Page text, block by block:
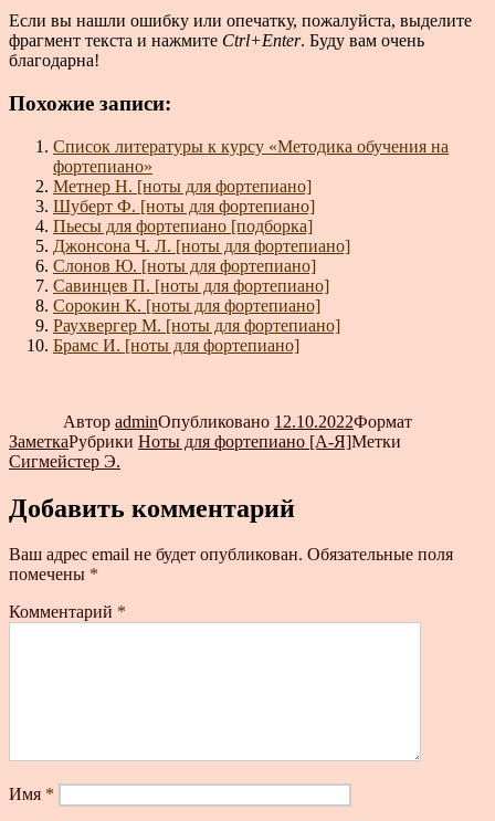
Если вы нашли ошибку или опечатку, пожалуйста, выделите
фрагмент текста и нажмите Ctrl+Enter. Буду вам очень
благодарна!
Похожие записи:
Список литературы к курсу «Методика обучения на
фортепиано»
Метнер Н. [ноты для фортепиано]
Шуберт Ф. [ноты для фортепиано]
Пьесы для фортепиано [подборка]
Джонсона Ч. Л. [ноты для фортепиано]
Слонов Ю. [ноты для фортепиано]
Савинцев П. [ноты для фортепиано]
Сорокин К. [ноты для фортепиано]
Раухвергер М. [ноты для фортепиано]
Брамс И. [ноты для фортепиано]
Автор adminОпубликовано 12.10.2022Формат
ЗаметкаРубрики Ноты для фортепиано [А-Я]Метки
Сигмейстер Э.
Добавить комментарий
Ваш адрес email не будет опубликован. Обязательные поля
помечены *
Комментарий *
Имя *